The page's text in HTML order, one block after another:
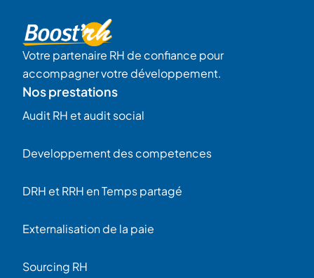
Votre partenaire RH de confiance pour
accompagner votre développement.
Nos prestations
Audit RH et audit social
Developpement des competences
DRH et RRH en Temps partagé
Externalisation de la paie
Sourcing RH